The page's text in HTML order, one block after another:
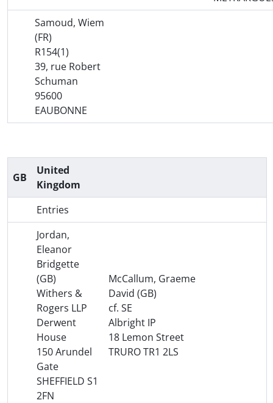
Samoud, Wiem
(FR)
R154(1)
39, rue Robert
Schuman
95600
EAUBONNE
GB
United
Kingdom
Entries
Jordan,
Eleanor
Bridgette
(GB)
Withers &
Rogers LLP
Derwent
House
150 Arundel
Gate
SHEFFIELD S1
2FN
McCallum, Graeme
David (GB)
cf. SE
Albright IP
18 Lemon Street
TRURO TR1 2LS